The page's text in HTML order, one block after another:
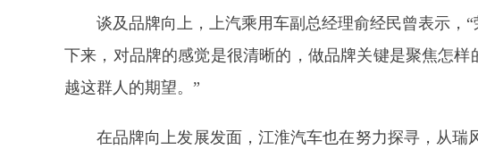
谈及品牌向上，上汽乘用车副总经理俞经民曾表示，
下来，对品牌的感觉是很清晰的，做品牌关键是聚焦怎
越这群人的期望。”
在品牌向上发展发面，江淮汽车也在努力探寻，从瑞